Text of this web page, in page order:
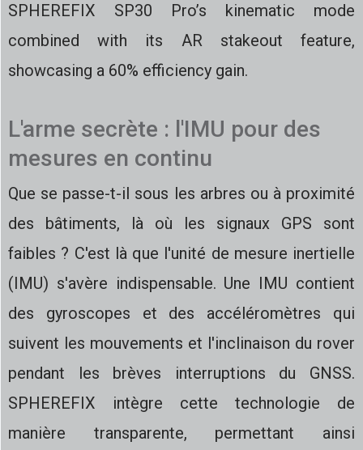
SPHEREFIX SP30 Pro’s kinematic mode
combined with its AR stakeout feature,
showcasing a 60% efficiency gain.
L'arme secrète : l'IMU pour des
mesures en continu
Que se passe-t-il sous les arbres ou à proximité
des bâtiments, là où les signaux GPS sont
faibles ? C'est là que l'unité de mesure inertielle
(IMU) s'avère indispensable. Une IMU contient
des gyroscopes et des accéléromètres qui
suivent les mouvements et l'inclinaison du rover
pendant les brèves interruptions du GNSS.
SPHEREFIX intègre cette technologie de
manière transparente, permettant ainsi